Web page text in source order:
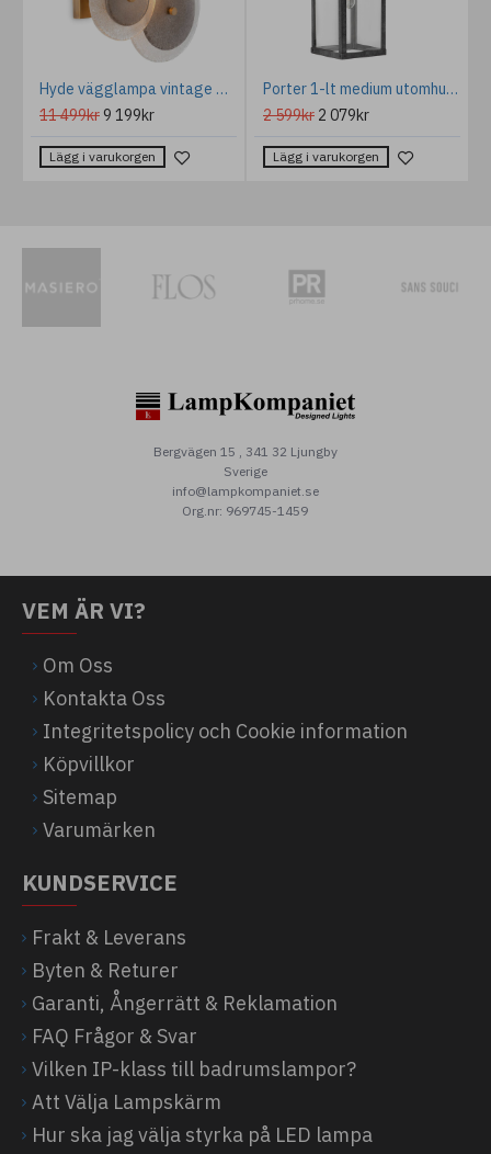
Hyde vägglampa vintage mässing/rök glas 47.5 cm
11 499kr9 199kr
Lägg i varukorgen
Porter 1-lt medium utomhus vägglykta zink/klar 47,4cm
2 599kr 2 079kr
Lägg i varukorgen
Bergvägen 15 , 341 32 Ljungby
Sverige
info@lampkompaniet.se
Org.nr: 969745-1459
VEM ÄR VI?
Om Oss
Kontakta Oss
Integritetspolicy och Cookie information
Köpvillkor
Sitemap
Varumärken
KUNDSERVICE
Frakt & Leverans
Byten & Returer
Garanti, Ångerrätt & Reklamation
FAQ Frågor & Svar
Vilken IP-klass till badrumslampor?
Att Välja Lampskärm
Hur ska jag välja styrka på LED lampa